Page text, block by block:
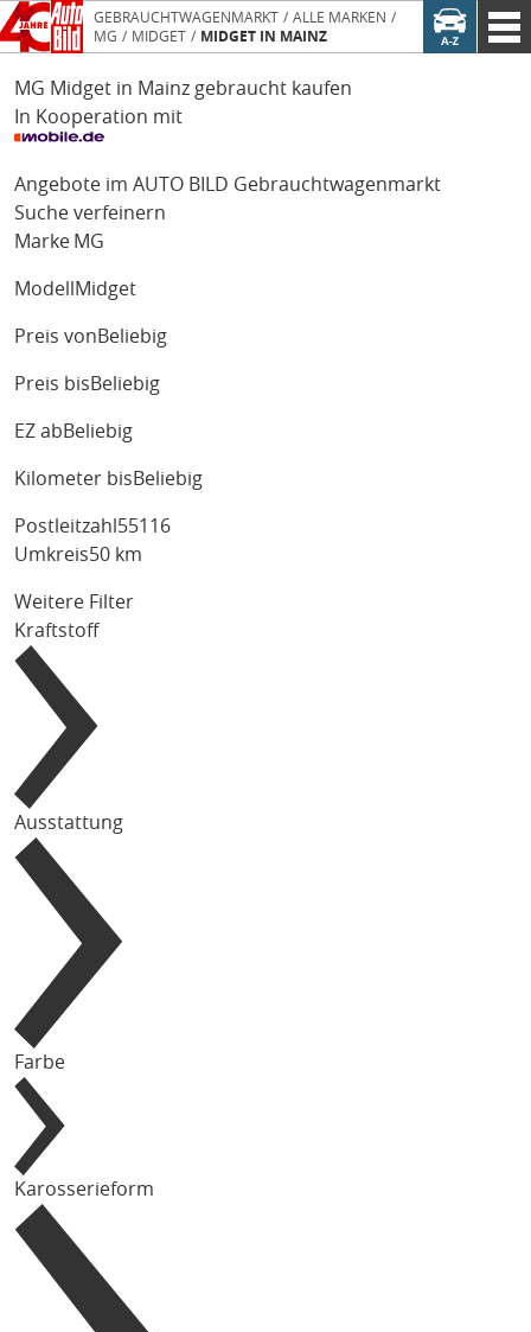
GEBRAUCHTWAGENMARKT
ALLE MARKEN
MG
MIDGET MIDGET IN MAINZ
MG Midget in Mainz gebraucht kaufen
In Kooperation mit
Angebote im AUTO BILD Gebrauchtwagenmarkt
Suche verfeinern
Marke MG
Modell Midget
Preis von Beliebig
Preis bis Beliebig
EZ ab Beliebig
Kilometer bis Beliebig
Postleitzahl
Umkreis50 km
Weitere Filter
Kraftstoff
Ausstattung
Farbe
Karosserieform